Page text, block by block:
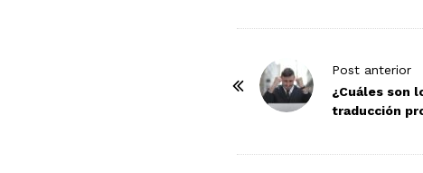
Post anterior
¿Cuáles son
traducción